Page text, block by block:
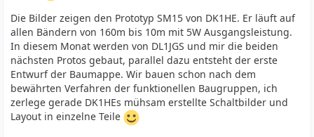
Die Bilder zeigen den Prototyp SM15 von DK1HE. Er läuft auf
allen Bändern von 160m bis 10m mit 5W Ausgangsleistung.
In diesem Monat werden von DL1JGS und mir die beiden
nächsten Protos gebaut, parallel dazu entsteht der erste
Entwurf der Baumappe. Wir bauen schon nach dem
bewährten Verfahren der funktionellen Baugruppen, ich
zerlege gerade DK1HEs mühsam erstellte Schaltbilder und
Layout in einzelne Teile